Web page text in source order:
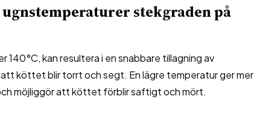
stekgraden på
140°C, kan resultera i en snabbare tillagning av
köttet blir torrt och segt. En lägre temperatur ger mer
möjliggör att köttet förblir saftigt och mört.